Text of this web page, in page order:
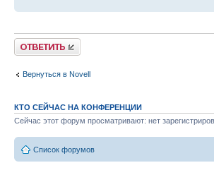
Ответить
Вернуться в Novell
КТО СЕЙЧАС НА КОНФЕРЕНЦИИ
Сейчас этот форум просматривают: нет
Список форумов